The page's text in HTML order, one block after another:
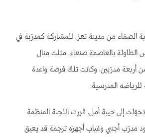
الشابة الصمّاء من مدينة تعز، للمشاركة كمدرّبة في
الطاولة بالعاصمة صنعاء. مثلت منال
مدرّبين، وكانت تلك فرصة واعدة
المدرسية.
إلى خيبة أمل. قررت اللجنة المنظمة
مدرّب أجنبي وغياب أجهزة ترجمة قد يعيق